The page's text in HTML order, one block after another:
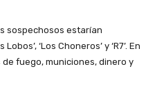
sospechosos estarían
‘Los Choneros’ y ‘R7’. En
fuego, municiones, dinero y